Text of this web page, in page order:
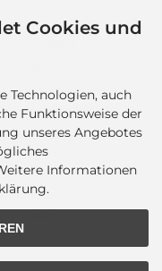
Bruno&Söhnle
Jaeger-LeCoultre
Maurice Lacroix
Omega
Rado
Sinn
Tudor
Cookies und
Technologien, auch
Funktionsweise der
unseres Angebotes
Informationen